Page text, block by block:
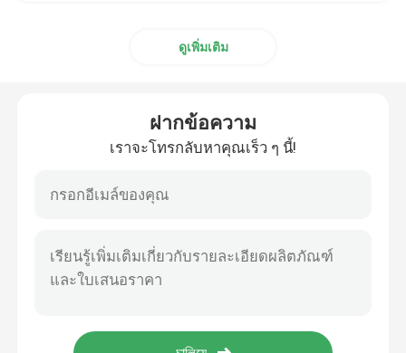
ดูเพิ่มเติม
ฝากข้อความ
เราจะโทรกลับหาคุณเร็ว ๆ นี้!